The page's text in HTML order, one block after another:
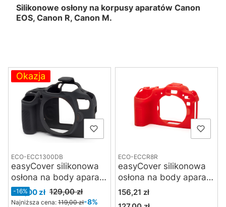
Silikonowe osłony na korpusy aparatów Canon
EOS, Canon R, Canon M.
Lista produktów
Okazja
ECO-ECC1300DB
easyCover silikonowa
osłona na body aparatu
Canon EOS 1300D /
2000D / T6 / T7 -
Cena promocyjna
109,00 zł 129,00 zł
-16%
Najniższa cena: 119,00 zł-8%
ECO-ECCR8R
easyCover silikonowa
osłona na body aparatu
Canon EOS R 8
czerwona
Cena
156,21 zł